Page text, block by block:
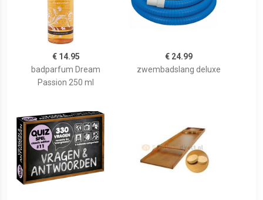
€ 14.95
badparfum Dream
Passion 250 ml
€ 24.99
zwembadslang deluxe